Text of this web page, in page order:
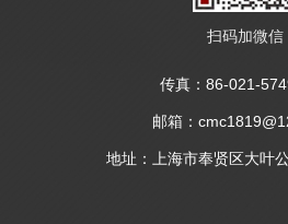
扫码加微信
传真：86-021-
邮箱：
地址：上海市奉贤区大叶